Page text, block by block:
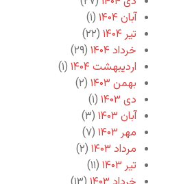
آبان ۱۴۰۴
(۱)
تیر ۱۴۰۴
(۲۲)
خرداد ۱۴۰۴
(۲۹)
اردیبهشت ۱۴۰۴
(۱)
بهمن ۱۴۰۳
(۲)
دی ۱۴۰۳
(۱)
آبان ۱۴۰۳
(۳)
مهر ۱۴۰۳
(۷)
مرداد ۱۴۰۳
(۲)
تیر ۱۴۰۳
(۱۱)